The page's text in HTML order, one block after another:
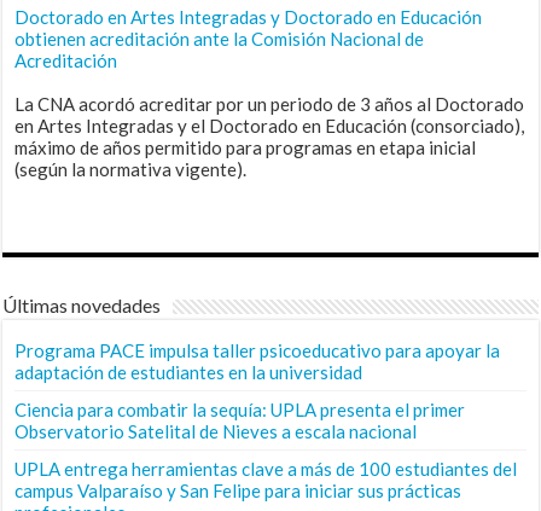
Doctorado en Artes Integradas y Doctorado en Educación
obtienen acreditación ante la Comisión Nacional de
Acreditación
La CNA acordó acreditar por un periodo de 3 años al Doctorado
en Artes Integradas y el Doctorado en Educación (consorciado),
máximo de años permitido para programas en etapa inicial
(según la normativa vigente).
Últimas novedades
Programa PACE impulsa taller psicoeducativo para apoyar la
adaptación de estudiantes en la universidad
Ciencia para combatir la sequía: UPLA presenta el primer
Observatorio Satelital de Nieves a escala nacional
UPLA entrega herramientas clave a más de 100 estudiantes del
campus Valparaíso y San Felipe para iniciar sus prácticas